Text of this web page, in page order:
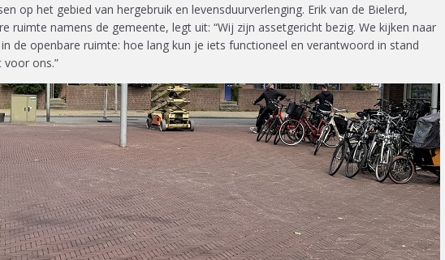
op het gebied van hergebruik en levensduurverlenging. Erik van de Bielerd,
ruimte namens de gemeente, legt uit: “Wij zijn assetgericht bezig. We kijken naar
de openbare ruimte: hoe lang kun je iets functioneel en verantwoord in stand
voor ons.”